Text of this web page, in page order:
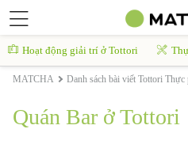
Hoạt động giải trí ở Tottori
MATCHA Danh sách bài viết Tottori Thực
Quán Bar ở Tottori